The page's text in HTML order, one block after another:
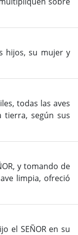
hijos, su mujer y
todas las aves
según sus
y tomando de
limpia, ofreció
el SEÑOR en su